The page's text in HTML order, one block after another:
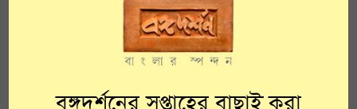
আগামী ৪৮ ঘন্টায় কলকাতা–সহ দক্ষিণবঙ্গেও
ঝড়বৃষ্টির পূর্বাভাস দেওয়া হয়েছে। বুধবার
বিকেলে ঝড়বৃষ্টির সম্ভাবনা অনেকটাই বেশি।
আলিপুর আবহাওয়া দপ্তর সূত্রে খবর,